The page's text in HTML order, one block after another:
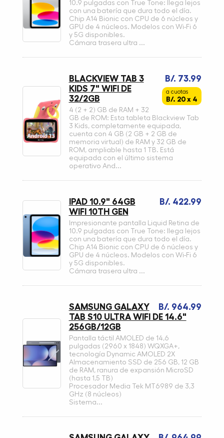
10.9 pulgadas con True Tone: llega lejos
con una batería que dura todo el día.
Chip A14 Bionic con CPU de 6 núcleos y
GPU de 4 núcleos. Modelos con Wi-Fi 6
y 5G disponibles.
Cámara trasera ultra ...
B/. 73.99
a cuotas
B/. 20 x 4
BLACKVIEW TAB 3
KIDS 7" WIFI DE
32/2GB
4 (2 + 2) GB de RAM + 32
GB de ROM: Esta tableta Blackview Tab
3 Kids, completamente equipada,
cuenta con 4 GB (2 GB + 2 GB de
memoria virtual) de RAM y 32 GB de
ROM, ampliable hasta 1 TB. Está
equipada con el último sistema
operativo And...
B/. 422.99
IPAD 10.9" 64GB
WIFI 10TH GEN
Impresionante pantalla Liquid Retina de
10.9 pulgadas con True Tone: llega lejos
con una batería que dura todo el día.
Chip A14 Bionic con CPU de 6 núcleos y
GPU de 4 núcleos. Modelos con Wi-Fi 6
y 5G disponibles.
Cámara trasera ultra ...
B/. 964.99
SAMSUNG GALAXY
TAB S10 ULTRA WIFI DE 14.6"
256GB/12GB
Pantalla táctil AMOLED de 14,6
pulgadas (2960 x 1848) WQXGA+,
tecnología Dynamic AMOLED 2X
Almacenamiento SSD de 256 GB, 12 GB
de RAM, ranura de expansión MicroSD
(hasta 1,5 TB)
Procesador Media Tek MT6989 de 3,3
GHz (8 núcleos)
Sistema...